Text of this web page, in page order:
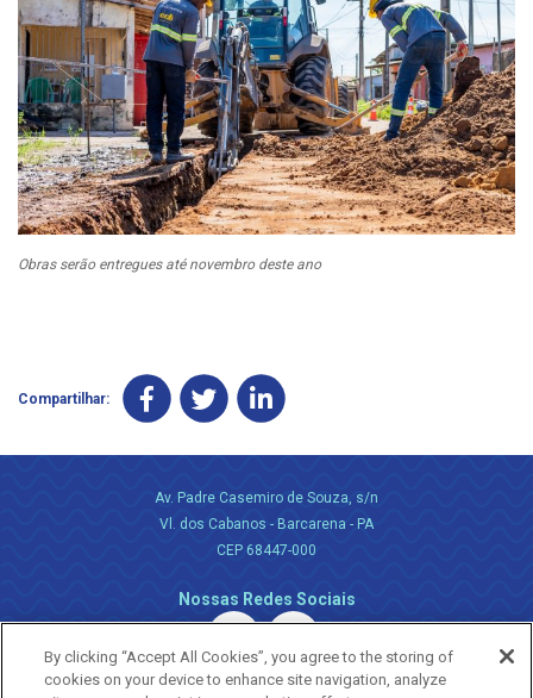
Obras serão entregues até novembro deste ano
Compartilhar:
Av. Padre Casemiro de Souza, s/n
Vl. dos Cabanos - Barcarena - PA
CEP 68447-000
Nossas Redes Sociais
By clicking “Accept All Cookies”, you agree to the storing of
cookies on your device to enhance site navigation, analyze